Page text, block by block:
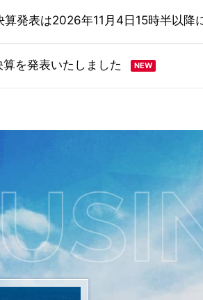
発表は2026年11月4日15時半以降
を発表いたしました
算発表は2026年11月4日15時半以降
を発表いたしました
算短信〔日本基準〕（連結）
説明会資料
燃料船関連3講習で民間初の国土交
被災地・被災者への支援について
た世界一斉清掃活動の実施